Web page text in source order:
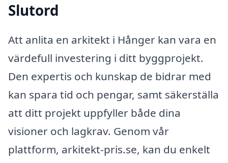
Slutord
Att anlita en arkitekt i Hånger kan vara en
värdefull investering i ditt byggprojekt.
Den expertis och kunskap de bidrar med
kan spara tid och pengar, samt säkerställa
att ditt projekt uppfyller både dina
visioner och lagkrav. Genom vår
plattform, arkitekt-pris.se, kan du enkelt